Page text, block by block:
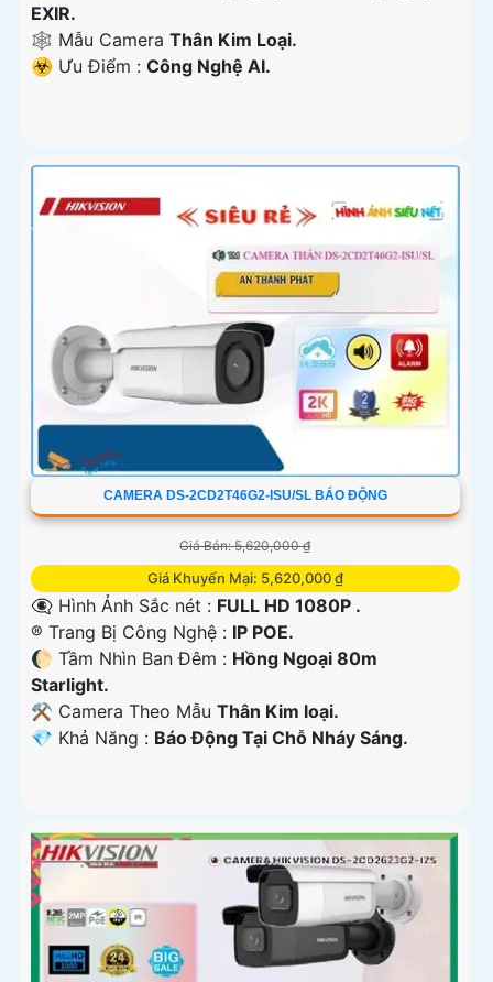
EXIR.
🕸️ Mẫu Camera Thân Kim Loại.
️☣️ Ưu Điểm : Công Nghệ AI.
CAMERA DS-2CD2T46G2-ISU/SL BÁO ĐỘNG
Giá Bán: 5,620,000 ₫
Giá Khuyến Mại: 5,620,000 ₫
👁️‍🗨 Hình Ảnh Sắc nét : FULL HD 1080P .
®️ Trang Bị Công Nghệ : IP POE.
🌔 Tầm Nhìn Ban Đêm : Hồng Ngoại 80m
Starlight.
⚒ Camera Theo Mẫu Thân Kim loại.
️💎 Khả Năng : Báo Động Tại Chỗ Nháy Sáng.